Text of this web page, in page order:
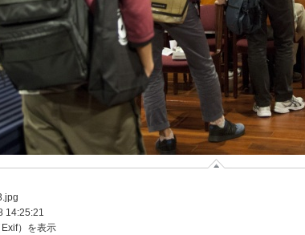
14:25:21
）を表示